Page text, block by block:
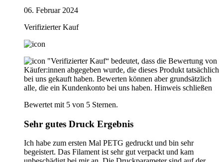
06. Februar 2024
Verifizierter Kauf
"Verifizierter Kauf“ bedeutet, dass die Bewertung von
Käufer:innen abgegeben wurde, die dieses Produkt tatsächlich
bei uns gekauft haben. Bewerten können aber grundsätzlich
alle, die ein Kundenkonto bei uns haben. Hinweis schließen
Bewertet mit 5 von 5 Sternen.
Sehr gutes Druck Ergebnis
Ich habe zum ersten Mal PETG gedruckt und bin sehr
begeistert. Das Filament ist sehr gut verpackt und kam